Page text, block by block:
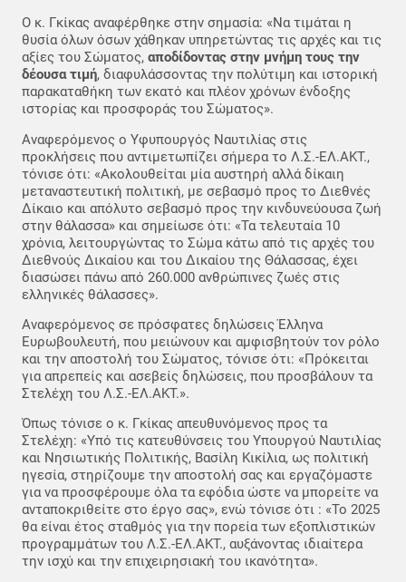
Ο κ. Γκίκας αναφέρθηκε στην σημασία: «Να τιμάται η
θυσία όλων όσων χάθηκαν υπηρετώντας τις αρχές και τις
αξίες του Σώματος, αποδίδοντας στην μνήμη τους την
δέουσα τιμή, διαφυλάσσοντας την πολύτιμη και ιστορική
παρακαταθήκη των εκατό και πλέον χρόνων ένδοξης
ιστορίας και προσφοράς του Σώματος».
Αναφερόμενος ο Υφυπουργός Ναυτιλίας στις
προκλήσεις που αντιμετωπίζει σήμερα το Λ.Σ.-ΕΛ.ΑΚΤ.,
τόνισε ότι: «Ακολουθείται μία αυστηρή αλλά δίκαιη
μεταναστευτική πολιτική, με σεβασμό προς το Διεθνές
Δίκαιο και απόλυτο σεβασμό προς την κινδυνεύουσα ζωή
στην θάλασσα» και σημείωσε ότι: «Τα τελευταία 10
χρόνια, λειτουργώντας το Σώμα κάτω από τις αρχές του
Διεθνούς Δικαίου και του Δικαίου της Θάλασσας, έχει
διασώσει πάνω από 260.000 ανθρώπινες ζωές στις
ελληνικές θάλασσες».
Αναφερόμενος σε πρόσφατες δηλώσεις Έλληνα
Ευρωβουλευτή, που μειώνουν και αμφισβητούν τον ρόλο
και την αποστολή του Σώματος, τόνισε ότι: «Πρόκειται
για απρεπείς και ασεβείς δηλώσεις, που προσβάλουν τα
Στελέχη του Λ.Σ.-ΕΛ.ΑΚΤ.».
Όπως τόνισε ο κ. Γκίκας απευθυνόμενος προς τα
Στελέχη: «Υπό τις κατευθύνσεις του Υπουργού Ναυτιλίας
και Νησιωτικής Πολιτικής, Βασίλη Κικίλια, ως πολιτική
ηγεσία, στηρίζουμε την αποστολή σας και εργαζόμαστε
για να προσφέρουμε όλα τα εφόδια ώστε να μπορείτε να
ανταποκριθείτε στο έργο σας», ενώ τόνισε ότι : «Το 2025
θα είναι έτος σταθμός για την πορεία των εξοπλιστικών
προγραμμάτων του Λ.Σ.-ΕΛ.ΑΚΤ., αυξάνοντας ιδιαίτερα
την ισχύ και την επιχειρησιακή του ικανότητα».